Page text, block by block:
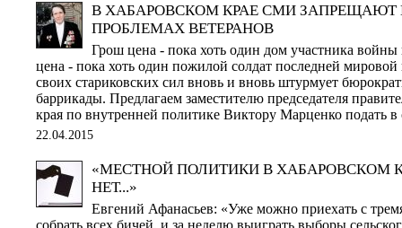
В ХАБАРОВСКОМ КРАЕ СМИ ЗАПРЕЩАЮТ
ПРОБЛЕМАХ ВЕТЕРАНОВ
Грош цена - пока хоть один дом участника
цена - пока хоть один пожилой солдат последней
своих стариковских сил вновь и вновь штурмует
баррикады. Предлагаем заместителю председателя
края по внутренней политике Виктору Марценко подать в
22.04.2015
«МЕСТНОЙ ПОЛИТИКИ В ХАБАРОВСКОМ
НЕТ...»
Евгений Афанасьев: «Уже можно приехать с
собрать всех бичей, и за неделю выиграть выборы